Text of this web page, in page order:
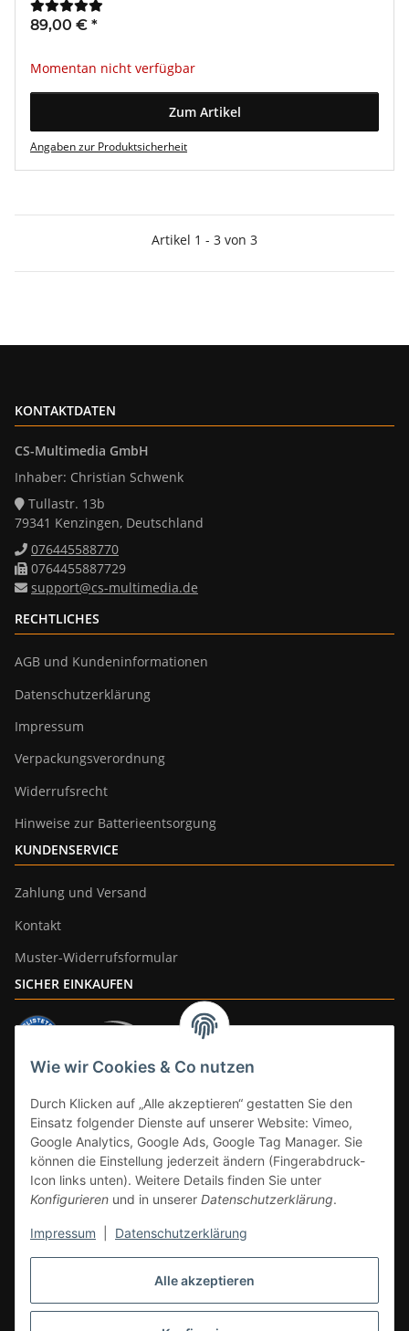
Alle akzeptieren
Wie wir Cookies & Co nutzen
Durch Klicken auf „Alle akzeptieren“ gestatten Sie den
Einsatz folgender Dienste auf unserer Website: Vimeo,
Google Analytics, Google Ads, Google Tag Manager. Sie
können die Einstellung jederzeit ändern (Fingerabdruck-
Icon links unten). Weitere Details finden Sie unter
Konfigurieren und in unserer Datenschutzerklärung.
Impressum Datenschutzerklärung
89,00 € *
Momentan nicht verfügbar
Zum Artikel
Angaben zur Produktsicherheit
Artikel 1 - 3 von 3
KONTAKTDATEN
CS-Multimedia GmbH
Inhaber: Christian Schwenk
Tullastr. 13b
79341 Kenzingen, Deutschland
076445588770
0764455887729
support@cs-multimedia.de
RECHTLICHES
AGB und Kundeninformationen
Datenschutzerklärung
Impressum
Verpackungsverordnung
Widerrufsrecht
Hinweise zur Batterieentsorgung
KUNDENSERVICE
Zahlung und Versand
Kontakt
Muster-Widerrufsformular
SICHER EINKAUFEN
* Alle Preise inkl. gesetzlicher Mwst., zzgl.Versand
DE, gilt nicht für Großgeräte per Spedition). Artikel mit 0% MwSt. (gem. §